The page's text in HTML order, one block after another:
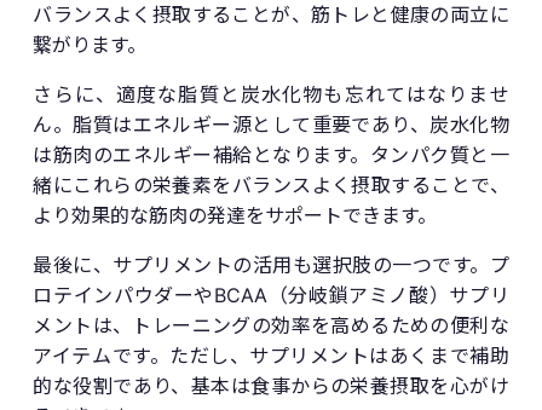
バランスよく摂取することが、筋トレと健康の両立に
繋がります。
さらに、適度な脂質と炭水化物も忘れてはなりませ
ん。脂質はエネルギー源として重要であり、炭水化物
は筋肉のエネルギー補給となります。タンパク質と一
緒にこれらの栄養素をバランスよく摂取することで、
より効果的な筋肉の発達をサポートできます。
最後に、サプリメントの活用も選択肢の一つです。プ
ロテインパウダーやBCAA（分岐鎖アミノ酸）サプリ
メントは、トレーニングの効率を高めるための便利な
アイテムです。ただし、サプリメントはあくまで補助
的な役割であり、基本は食事からの栄養摂取を心がけ